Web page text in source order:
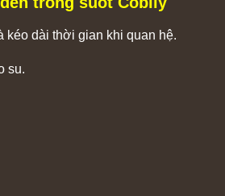
dài thời gian khi quan hệ.
su.